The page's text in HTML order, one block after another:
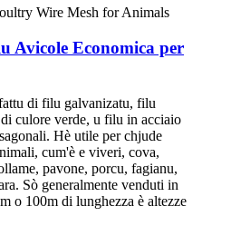
Avicole Economica per
di filu galvanizatu, filu
culore verde, u filu in acciaio
Hè utile per chjude
cum'è e viveri, cova,
pavone, porcu, fagianu,
Sò generalmente venduti in
o 100m di lunghezza è altezze